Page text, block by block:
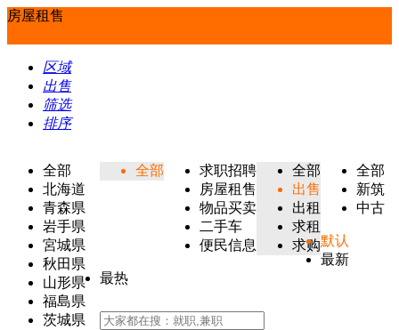
房屋租售
区域
出售
筛选
排序
全部
北海道
青森県
岩手県
宮城県
秋田県
山形県
福島県
茨城県
全部
求职招聘
房屋租售
物品买卖
二手车
便民信息
全部
出售
出租
求租
求购
全部
新筑
中古
默认
最新
最热